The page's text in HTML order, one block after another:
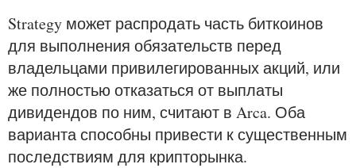
Strategy может распродать часть биткоинов
для выполнения обязательств перед
владельцами привилегированных акций, или
же полностью отказаться от выплаты
дивидендов по ним, считают в Arca. Оба
варианта способны привести к существенным
последствиям для крипторынка.